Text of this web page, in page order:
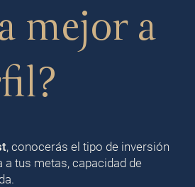
mejor a
, conocerás el tipo de inversión
a tus metas, capacidad de